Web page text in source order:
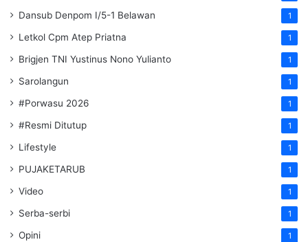
Dansub Denpom I/5-1 Belawan 1
Letkol Cpm Atep Priatna 1
Brigjen TNI Yustinus Nono Yulianto 1
Sarolangun 1
#Porwasu 2026 1
#Resmi Ditutup 1
Lifestyle 1
PUJAKETARUB 1
Video 1
Serba-serbi 1
Opini 1